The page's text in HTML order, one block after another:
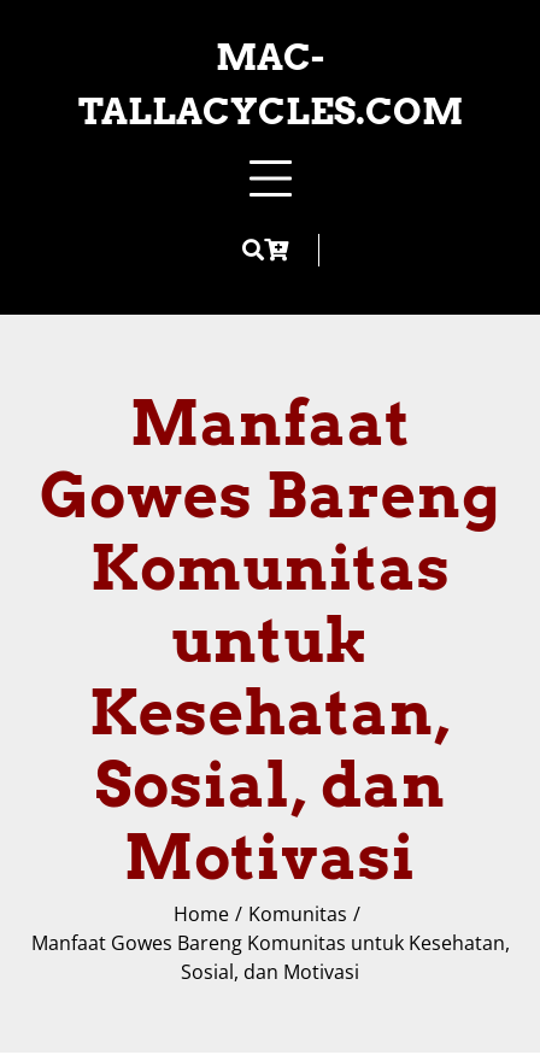
MAC-
TALLACYCLES.COM
Manfaat
Gowes Bareng
Komunitas
untuk
Kesehatan,
Sosial, dan
Motivasi
Home
Komunitas
Manfaat Gowes Bareng Komunitas untuk Kesehatan,
Sosial, dan Motivasi